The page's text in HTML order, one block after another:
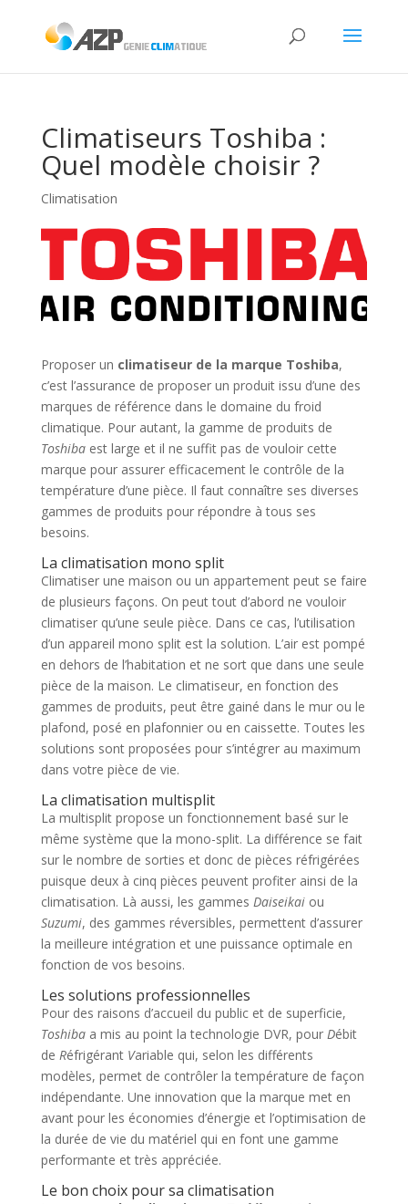
Climatiseurs Toshiba :
Quel modèle choisir ?
Climatisation
Proposer un climatiseur de la marque Toshiba,
c’est l’assurance de proposer un produit issu d’une des
marques de référence dans le domaine du froid
climatique. Pour autant, la gamme de produits de
Toshibaest large et il ne suffit pas de vouloir cette
marque pour assurer efficacement le contrôle de la
température d’une pièce. Il faut connaître ses diverses
gammes de produits pour répondre à tous ses
besoins.
La climatisation mono split
Climatiser une maison ou un appartement peut se faire
de plusieurs façons. On peut tout d’abord ne vouloir
climatiser qu’une seule pièce. Dans ce cas, l’utilisation
d’un appareil mono split est la solution. L’air est pompé
en dehors de l’habitation et ne sort que dans une seule
pièce de la maison. Le climatiseur, en fonction des
gammes de produits, peut être gainé dans le mur ou le
plafond, posé en plafonnier ou en caissette. Toutes les
solutions sont proposées pour s’intégrer au maximum
dans votre pièce de vie.
La climatisation multisplit
La multisplit propose un fonctionnement basé sur le
même système que la mono-split. La différence se fait
sur le nombre de sorties et donc de pièces réfrigérées
puisque deux à cinq pièces peuvent profiter ainsi de la
climatisation. Là aussi, les gammes Daiseikaiou
Suzumi, des gammes réversibles, permettent d’assurer
la meilleure intégration et une puissance optimale en
fonction de vos besoins.
Les solutions professionnelles
Pour des raisons d’accueil du public et de superficie,
Toshibaa mis au point la technologie DVR, pour Débit
de Réfrigérant Variable qui, selon les différents
modèles, permet de contrôler la température de façon
indépendante. Une innovation que la marque met en
avant pour les économies d’énergie et l’optimisation de
la durée de vie du matériel qui en font une gamme
performante et très appréciée.
Le bon choix pour sa climatisation